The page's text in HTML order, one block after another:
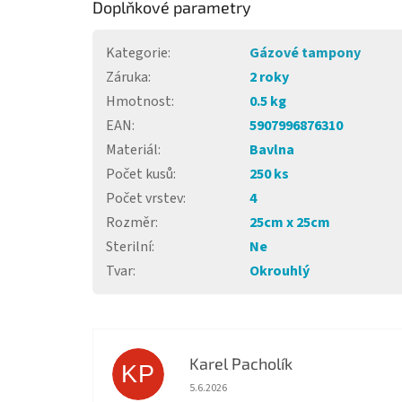
Doplňkové parametry
Kategorie:
Gázové tampony
Záruka:
2 roky
Hmotnost:
0.5 kg
EAN:
5907996876310
Materiál:
Bavlna
Počet kusů:
250 ks
Počet vrstev:
4
Rozměr:
25cm x 25cm
Sterilní:
Ne
Tvar: Okrouhlý
KP Karel Pacholík
Hodnocení obchodu je 4 z 5 hvězdiček.
5.6.2026